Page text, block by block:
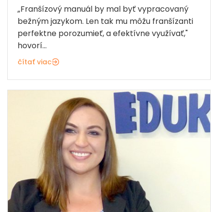
„Franšízový manuál by mal byť vypracovaný
bežným jazykom. Len tak mu môžu franšízanti
perfektne porozumieť, a efektívne využívať,"
hovorí...
čítať viac